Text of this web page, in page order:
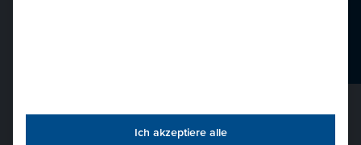
Ich akzeptiere alle